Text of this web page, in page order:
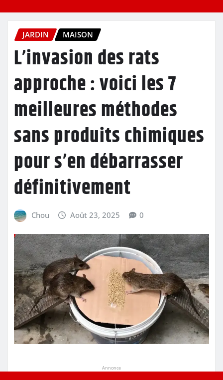
JARDIN MAISON
L’invasion des rats
approche : voici les 7
meilleures méthodes
sans produits chimiques
pour s’en débarrasser
définitivement
Chou Août 23, 2025 0
Annonce